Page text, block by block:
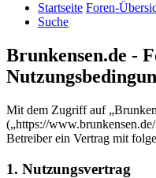
Startseite Foren-
Suche
Brunkensen.de -
Mit dem Zugriff auf
(„https://
Betreiber ein Vertrag mit
1. Nutzungsvertrag